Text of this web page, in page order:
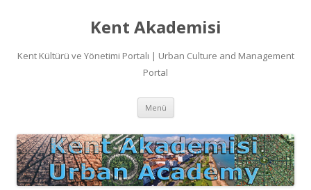
Kent Akademisi
Kent Kültürü ve Yönetimi Portalı | Urban Culture and Management
Portal
Menü İçeriğe